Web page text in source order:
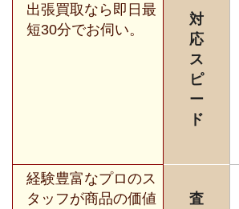
出張買取なら即日最
短30分でお伺い。
対
応
ス
ピ
ー
ド
経験豊富なプロのス
タッフが商品の価値
査